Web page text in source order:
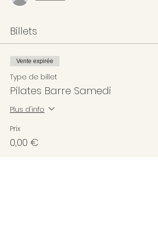
Billets
Vente expirée
Type de billet
Pilates Barre Samedi
Plus d'info
Prix
0,00 €